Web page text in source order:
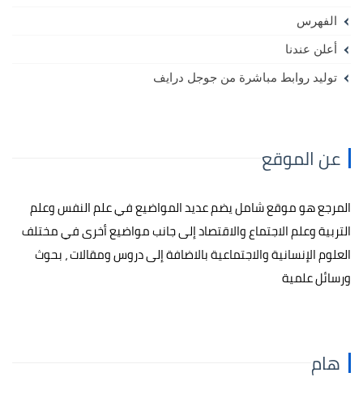
الفهرس
أعلن عندنا
توليد روابط مباشرة من جوجل درايف
عن الموقع
المرجع هو موقع شامل يضم عديد المواضيع في علم النفس وعلم
التربية وعلم الاجتماع والاقتصاد إلى جانب مواضيع أخرى في مختلف
العلوم الإنسانية والاجتماعية بالاضافة إلى دروس ومقالات ، بحوث
ورسائل علمية
هام